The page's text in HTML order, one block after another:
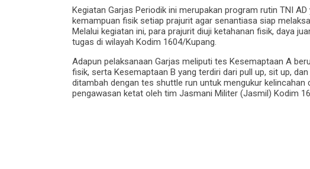
Kegiatan Garjas Periodik ini merupakan program rutin TNI
kemampuan fisik setiap prajurit agar senantiasa siap
Melalui kegiatan ini, para prajurit diuji ketahanan fisik, daya
tugas di wilayah Kodim 1604/Kupang.
Adapun pelaksanaan Garjas meliputi tes Kesemaptaan A
fisik, serta Kesemaptaan B yang terdiri dari pull up, sit up,
ditambah dengan tes shuttle run untuk mengukur kelincahan
pengawasan ketat oleh tim Jasmani Militer (Jasmil) Kodim